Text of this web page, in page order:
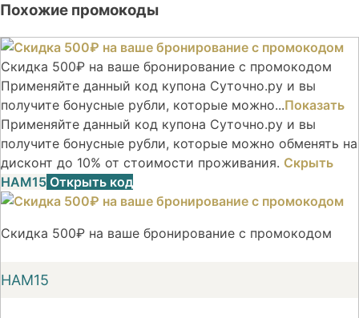
Похожие промокоды
Скидка 500₽ на ваше бронирование с промокодом
Применяйте данный код купона Суточно.ру и вы
получите бонусные рубли, которые можно...Показать
Применяйте данный код купона Суточно.ру и вы
получите бонусные рубли, которые можно обменять на
дисконт до 10% от стоимости проживания. Скрыть
НАМ15 Открыть код
Скидка 500₽ на ваше бронирование с промокодом
НАМ15